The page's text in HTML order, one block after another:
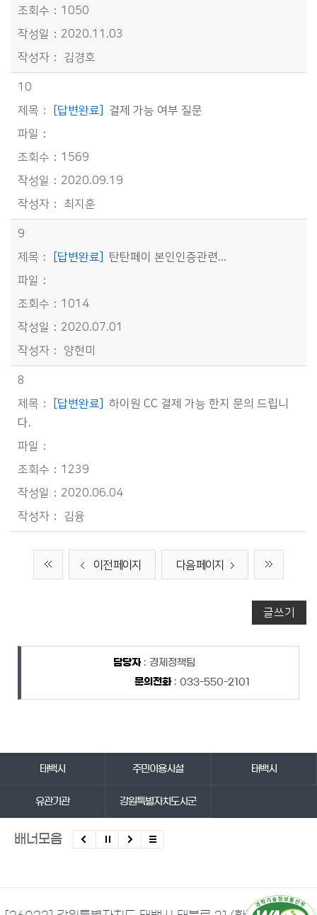
1050
2020.11.03
김경호
10
[답변완료] 결제 가능 여부 질문
1569
2020.09.19
최지훈
9
[답변완료] 탄탄페이 본인인증관련...
1014
2020.07.01
양현미
8
[답변완료] 하이원 CC 결제 가능 한지 문의 드립니
다.
1239
2020.06.04
김융
이전 페이지 다음 페이지
글쓰기
담당자 정보
담당자: 경제정책팀
문의전화: 033-550-2101
태백시 주민이용시설 태백시
유관기관 강원특별자치도시군
배너모음